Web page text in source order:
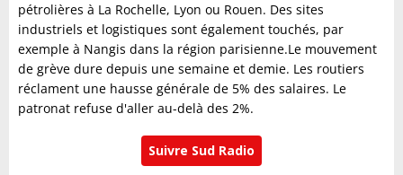
pétrolières à La Rochelle, Lyon ou Rouen. Des sites
industriels et logistiques sont également touchés, par
exemple à Nangis dans la région parisienne.Le mouvement
de grève dure depuis une semaine et demie. Les routiers
réclament une hausse générale de 5% des salaires. Le
patronat refuse d'aller au-delà des 2%.
Suivre Sud Radio